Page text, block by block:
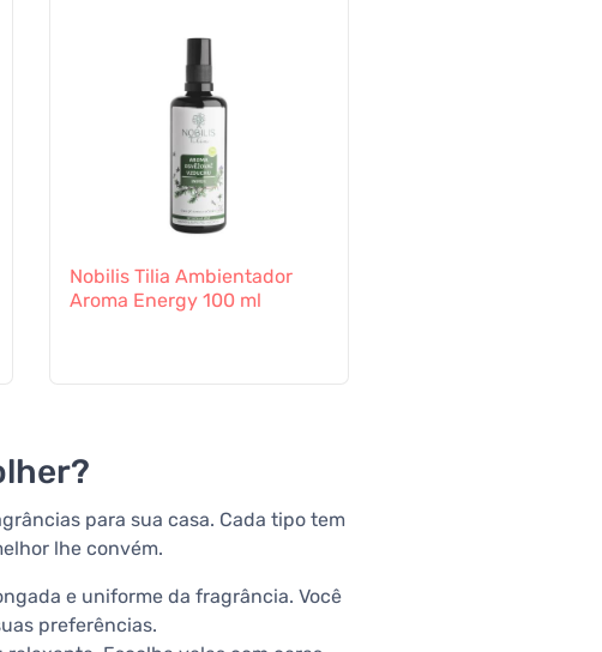
Nobilis Tilia Ambientador
Aroma Energy 100 ml
para sua casa. Cada tipo tem
lhe convém.
e uniforme da fragrância. Você
preferências.